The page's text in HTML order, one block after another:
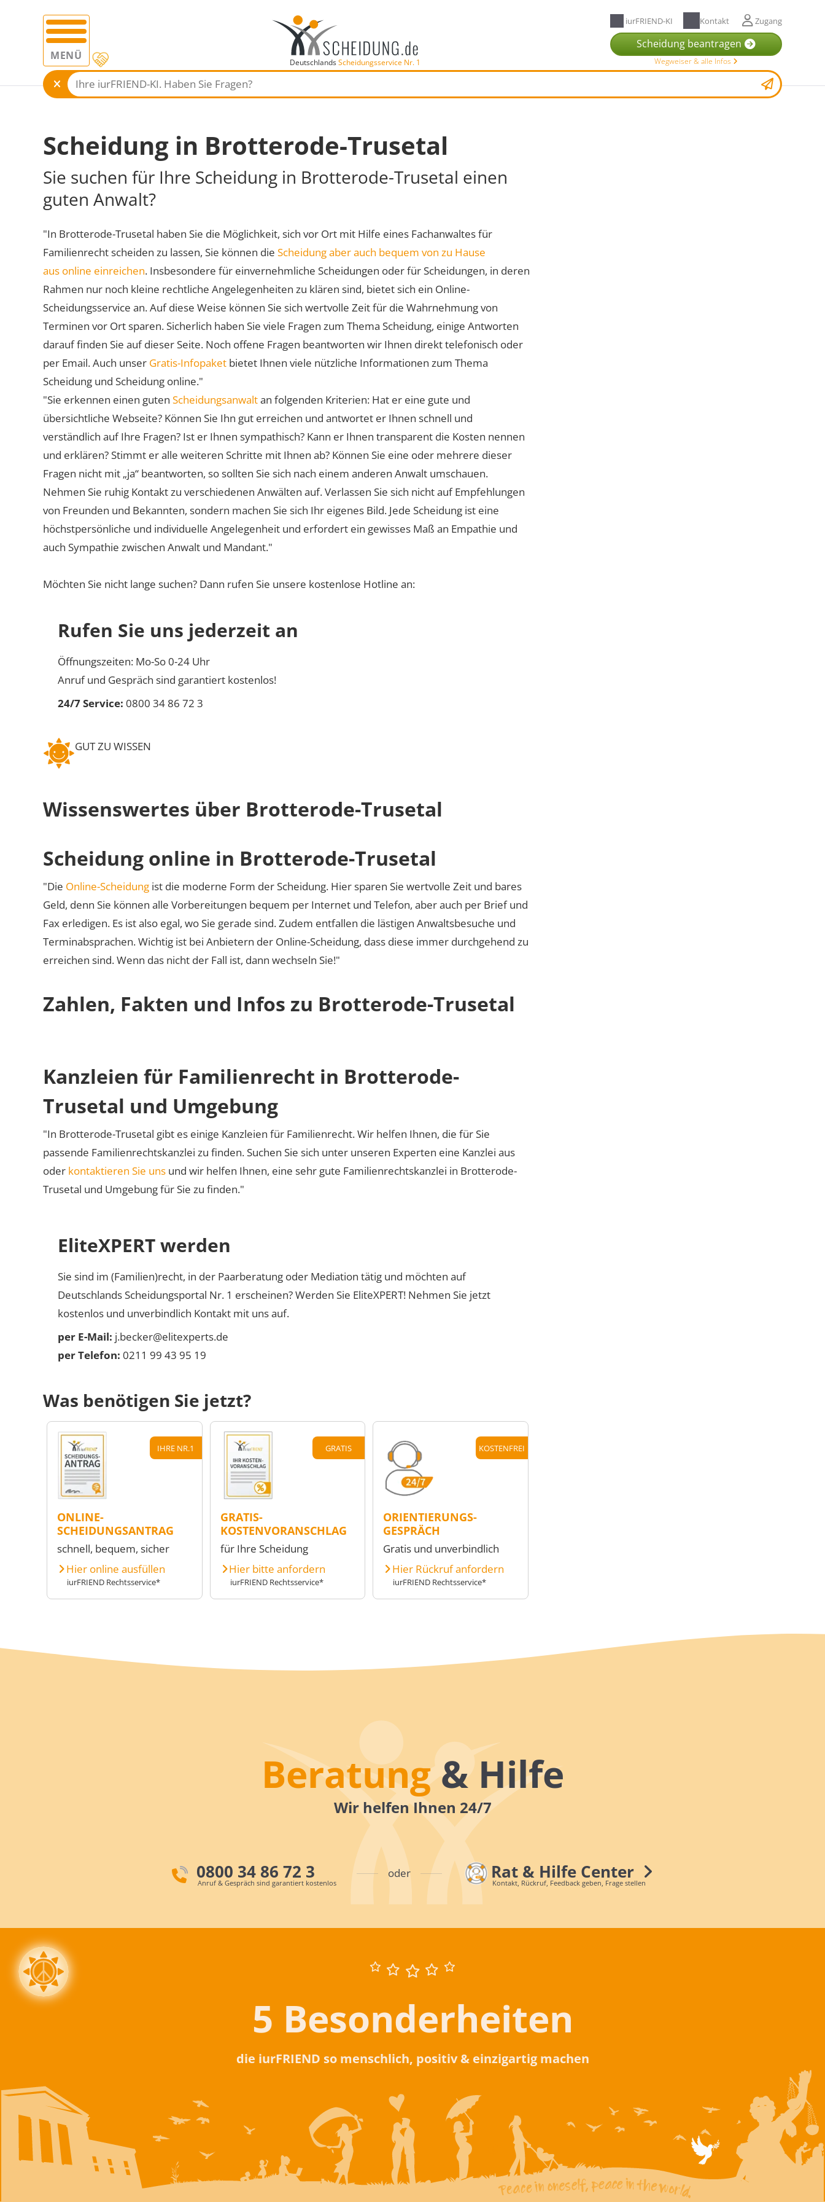
MENÜ DeutschlandsScheidungsservice Nr. 1
iurFRIEND-KI Kontakt Zugang
Scheidung beantragen
Wegweiser & alle Infos
Scheidung in Brotterode-Trusetal
Sie suchen für Ihre Scheidung in Brotterode-Trusetal einen
guten Anwalt?
"In Brotterode-Trusetal haben Sie die Möglichkeit, sich vor Ort mit Hilfe eines Fachanwaltes für
Familienrecht scheiden zu lassen, Sie können die Scheidung aber auch bequem von zu Hause
aus online einreichen. Insbesondere für einvernehmliche Scheidungen oder für Scheidungen, in deren
Rahmen nur noch kleine rechtliche Angelegenheiten zu klären sind, bietet sich ein Online-
Scheidungsservice an. Auf diese Weise können Sie sich wertvolle Zeit für die Wahrnehmung von
Terminen vor Ort sparen. Sicherlich haben Sie viele Fragen zum Thema Scheidung, einige Antworten
darauf finden Sie auf dieser Seite. Noch offene Fragen beantworten wir Ihnen direkt telefonisch oder
per Email. Auch unser Gratis-Infopaket bietet Ihnen viele nützliche Informationen zum Thema
Scheidung und Scheidung online."
"Sie erkennen einen guten Scheidungsanwaltan folgenden Kriterien: Hat er eine gute und
übersichtliche Webseite? Können Sie Ihn gut erreichen und antwortet er Ihnen schnell und
verständlich auf Ihre Fragen? Ist er Ihnen sympathisch? Kann er Ihnen transparent die Kosten nennen
und erklären? Stimmt er alle weiteren Schritte mit Ihnen ab? Können Sie eine oder mehrere dieser
Fragen nicht mit „ja“ beantworten, so sollten Sie sich nach einem anderen Anwalt umschauen.
Nehmen Sie ruhig Kontakt zu verschiedenen Anwälten auf. Verlassen Sie sich nicht auf Empfehlungen
von Freunden und Bekannten, sondern machen Sie sich Ihr eigenes Bild. Jede Scheidung ist eine
höchstpersönliche und individuelle Angelegenheit und erfordert ein gewisses Maß an Empathie und
auch Sympathie zwischen Anwalt und Mandant."
Möchten Sie nicht lange suchen? Dann rufen Sie unsere kostenlose Hotline an:
Rufen Sie uns jederzeit an
Öffnungszeiten: Mo-So 0-24 Uhr
Anruf und Gespräch sind garantiert kostenlos!
24/7 Service: 0800 34 86 72 3
GUT ZU WISSEN
Wissenswertes über Brotterode-Trusetal
Scheidung online in Brotterode-Trusetal
"Die Online-Scheidung ist die moderne Form der Scheidung. Hier sparen Sie wertvolle Zeit und bares
Geld, denn Sie können alle Vorbereitungen bequem per Internet und Telefon, aber auch per Brief und
Fax erledigen. Es ist also egal, wo Sie gerade sind. Zudem entfallen die lästigen Anwaltsbesuche und
Terminabsprachen. Wichtig ist bei Anbietern der Online-Scheidung, dass diese immer durchgehend zu
erreichen sind. Wenn das nicht der Fall ist, dann wechseln Sie!"
Zahlen, Fakten und Infos zu Brotterode-Trusetal
Kanzleien für Familienrecht in Brotterode-
Trusetal und Umgebung
"In Brotterode-Trusetal gibt es einige Kanzleien für Familienrecht. Wir helfen Ihnen, die für Sie
passende Familienrechtskanzlei zu finden. Suchen Sie sich unter unseren Experten eine Kanzlei aus
oder kontaktieren Sie uns und wir helfen Ihnen, eine sehr gute Familienrechtskanzlei in Brotterode-
Trusetal und Umgebung für Sie zu finden."
EliteXPERT werden
Sie sind im (Familien)recht, in der Paarberatung oder Mediation tätig und möchten auf
Deutschlands Scheidungsportal Nr. 1 erscheinen? Werden Sie EliteXPERT! Nehmen Sie jetzt
kostenlos und unverbindlich Kontakt mit uns auf.
per E-Mail: j.becker@elitexperts.de
per Telefon: 0211 99 43 95 19
Was benötigen Sie jetzt?
IHRE NR.1
ONLINE-
SCHEIDUNGSANTRAG
schnell, bequem, sicher
Hier online ausfüllen
iurFRIEND Rechtsservice*
GRATIS
GRATIS-
KOSTENVORANSCHLAG
für Ihre Scheidung
Hier bitte anfordern
iurFRIEND Rechtsservice*
KOSTENFREI
ORIENTIERUNGS-
GESPRÄCH
Gratis und unverbindlich
Hier Rückruf anfordern
iurFRIEND Rechtsservice*
Beratung& Hilfe
Wir helfen Ihnen 24/7
0800 34 86 72 3
Anruf & Gespräch sind garantiert kostenlos
oder Rat & Hilfe Center
Kontakt, Rückruf, Feedback geben, Frage stellen
5 Besonderheiten
die iurFRIEND so menschlich, positiv & einzigartig machen